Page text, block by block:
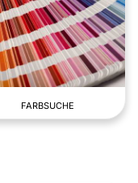
FARBSUCHE